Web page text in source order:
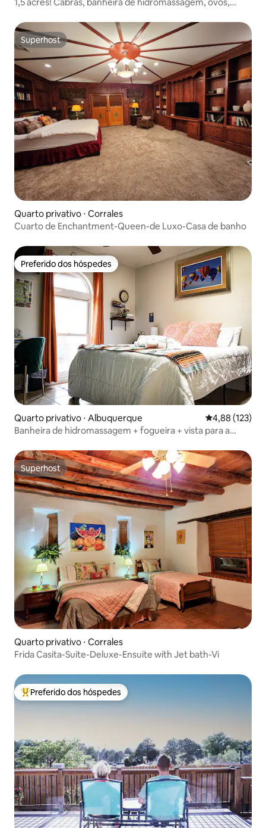
1,5 acres! Cabras, banheira de hidromassagem, ovos,
Superhost
Superhost
Quarto privativo ⋅ Corrales
Cuarto de Enchantment-Queen-de Luxo-Casa de banho
Preferido dos hóspedes
Preferido dos hóspedes
Quarto privativo ⋅ Albuquerque 4,88 de uma
4,88 (123)
Banheira de hidromassagem + fogueira + vista para a
trilhas!
Superhost
Superhost
Quarto privativo ⋅ Corrales
Frida Casita-Suite-Deluxe-Ensuite with Jet bath-Vi
Entre os melhores preferidos dos hóspedes
Preferido dos hóspedes